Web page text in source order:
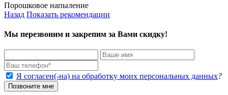
Порошковое напыление
Назад Показать рекомендации
Мы перезвоним и закрепим за Вами скидку!
Я согласен(-на) на обработку моих персональных данных?
Позвоните мне